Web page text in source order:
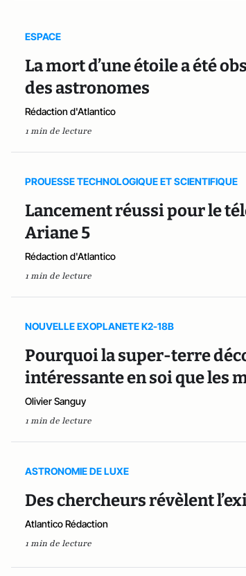
ESPACE
La mort d’une étoile a été
des astronomes
Rédaction d'Atlantico
1 min de lecture
PROUESSE TECHNOLOGIQUE ET SCIENTIFIQUE
Lancement réussi pour le
Ariane 5
Rédaction d'Atlantico
1 min de lecture
NOUVELLE EXOPLANETE K2-18B
Pourquoi la super-terre
intéressante en soi que les
Olivier Sanguy
1 min de lecture
ASTRONOMIE DE LUXE
Des chercheurs révèlent
Atlantico Rédaction
1 min de lecture